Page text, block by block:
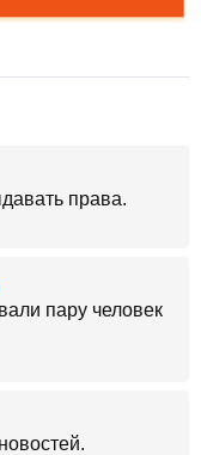
права.
пару человек